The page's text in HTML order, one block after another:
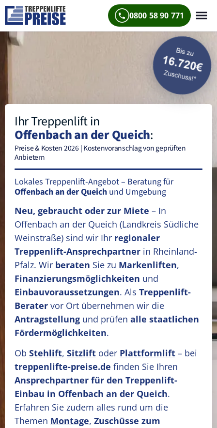
0800 58 90 771
Ihr Treppenlift in
Offenbach an der Queich:
Preise & Kosten 2026 | Kostenvoranschlag von geprüften
Anbietern
Lokales Treppenlift-Angebot – Beratung für
Offenbach an der Queich und Umgebung
Neu, gebraucht oder zur Miete – In
Offenbach an der Queich (Landkreis Südliche
Weinstraße) sind wir Ihr regionaler
Treppenlift-Ansprechpartner in Rheinland-
Pfalz. Wir beraten Sie zu Markenliften,
Finanzierungsmöglichkeiten und
Einbauvoraussetzungen. Als Treppenlift-
Berater vor Ort übernehmen wir die
Antragstellung und prüfen alle staatlichen
Fördermöglichkeiten.
Ob Stehlift, Sitzlift oder Plattformlift – bei
treppenlifte-preise.de finden Sie Ihren
Ansprechpartner für den Treppenlift-
Einbau in Offenbach an der Queich.
Erfahren Sie zudem alles rund um die
Themen Montage, Zuschüsse zum